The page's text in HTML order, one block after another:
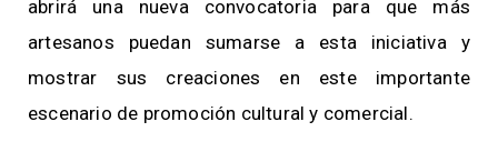
abrirá una nueva convocatoria para que más
artesanos puedan sumarse a esta iniciativa y
mostrar sus creaciones en este importante
escenario de promoción cultural y comercial.